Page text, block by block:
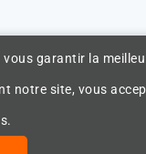
vous garantir la
notre site, vous